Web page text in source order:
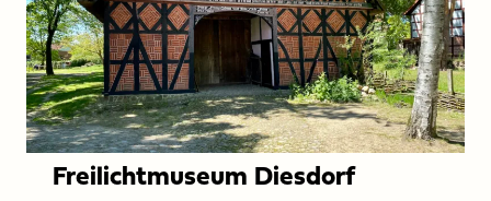
Freilichtmuseum Diesdorf